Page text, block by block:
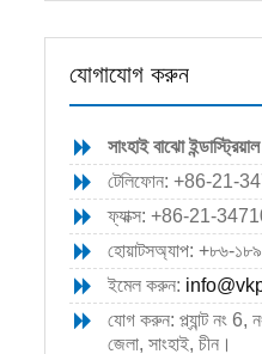
যোগাযোগ করুন
সাংহাই বাঝো
টেলিফোন: +86-21-
ফ্যাক্স: +86-21-
হোয়াটসঅ্যাপ: +৮৬-
ইমেল করুন:
যোগ করুন: প্ল্যান্ট নং 6,
জেলা, সাংহাই, চীন।